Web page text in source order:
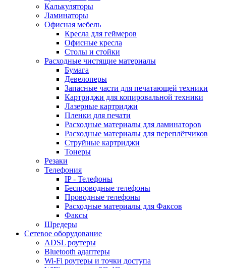
Калькуляторы
Ламинаторы
Офисная мебель
Кресла для геймеров
Офисные кресла
Столы и стойки
Расходные чистящие материалы
Бумага
Девелоперы
Запасные части для печатающей техники
Картриджи для копировальной техники
Лазерные картриджи
Пленки для печати
Расходные материалы для ламинаторов
Расходные материалы для переплётчиков
Струйные картриджи
Тонеры
Резаки
Телефония
IP - Телефоны
Беспроводные телефоны
Проводные телефоны
Расходные материалы для Факсов
Факсы
Шредеры
Сетевое оборудование
ADSL роутеры
Bluetooth адаптеры
Wi-Fi роутеры и точки доступа